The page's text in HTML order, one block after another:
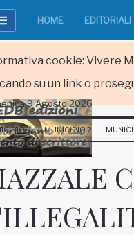
cookie: Vivere
su un link o
HOME EDITORIALI
9 Agosto 2026
1 MUNICIPIO 2